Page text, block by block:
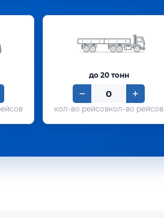
до 20 тонн
кол-во рейсов